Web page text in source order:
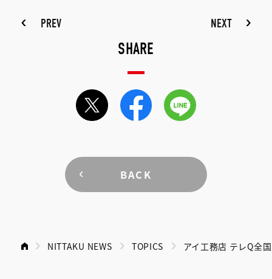
PREV NEXT
SHARE
BACK
NITTAKU NEWS TOPICS アイ工務店 テレQ全